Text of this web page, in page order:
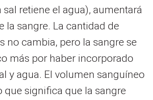
retiene el agua), aumentará
la sangre. La cantidad de
no cambia, pero la sangre se
más por haber incorporado
y agua. El volumen sanguíneo
que significa que la sangre